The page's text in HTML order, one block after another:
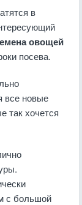
в
овощей
посева.
все новые
так хочется
с большой